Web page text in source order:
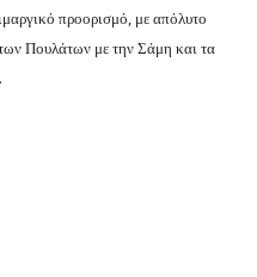
προορισμό, με απόλυτο
Πουλάτων με την Σάμη και τα